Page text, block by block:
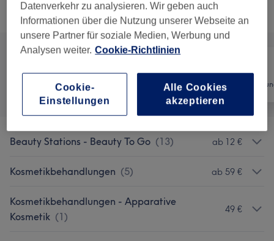
Alle Services
Alle
Beauty Stations - Beauty To Go (13) ab 12 €
Kosmetikbehandlungen (5) ab 59 €
Kosmetikbehandlungen - Apparative
Kosmetik (1)
49 €
Datenverkehr zu analysieren. Wir geben auch
Informationen über die Nutzung unserer Webseite an
unsere Partner für soziale Medien, Werbung und
Analysen weiter. Cookie-Richtlinien
Cookie-
Einstellungen
Alle Cookies
akzeptieren